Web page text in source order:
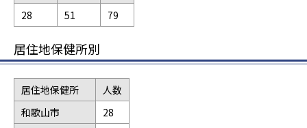
28
51 79
居住地保健所別
居住地保健所
人数
和歌山市
28